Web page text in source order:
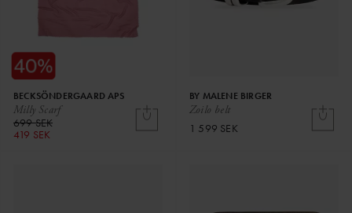
Milly Scarf
BECKSÖNDERGAARD APS
699 SEK
419 SEK
Zoilo belt
BY MALENE BIRGER
1 599 SEK